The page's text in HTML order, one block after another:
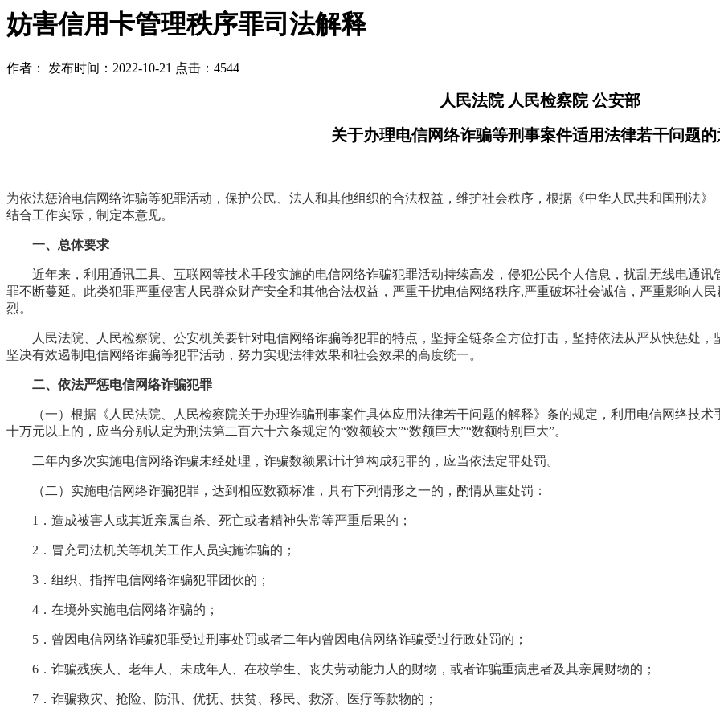
妨害信用卡管理秩序罪司法解释
作者： 发布时间：2022-10-21 点击：4544
人民法院 人民检察院 公安部
关于办理电信网络诈骗等刑事案件适用法律若干问题
为依法惩治电信网络诈骗等犯罪活动，保护公民、法人和其他组织的合法权益，维护社会秩序，根据《中华人民共和国刑法
结合工作实际，制定本意见。
一、总体要求
近年来，利用通讯工具、互联网等技术手段实施的电信网络诈骗犯罪活动持续高发，侵犯公民个人信息，扰乱无线电通讯
罪不断蔓延。此类犯罪严重侵害人民群众财产安全和其他合法权益，严重干扰电信网络秩序,严重破坏社会诚信，严重影响人
烈。
人民法院、人民检察院、公安机关要针对电信网络诈骗等犯罪的特点，坚持全链条全方位打击，坚持依法从严从快惩处，
坚决有效遏制电信网络诈骗等犯罪活动，努力实现法律效果和社会效果的高度统一。
二、依法严惩电信网络诈骗犯罪
（一）根据《人民法院、人民检察院关于办理诈骗刑事案件具体应用法律若干问题的解释》条的规定，利用电信网络技术
十万元以上的，应当分别认定为刑法第二百六十六条规定的“数额较大”“数额巨大”“数额特别巨大”。
二年内多次实施电信网络诈骗未经处理，诈骗数额累计计算构成犯罪的，应当依法定罪处罚。
（二）实施电信网络诈骗犯罪，达到相应数额标准，具有下列情形之一的，酌情从重处罚：
1．造成被害人或其近亲属自杀、死亡或者精神失常等严重后果的；
2．冒充司法机关等机关工作人员实施诈骗的；
3．组织、指挥电信网络诈骗犯罪团伙的；
4．在境外实施电信网络诈骗的；
5．曾因电信网络诈骗犯罪受过刑事处罚或者二年内曾因电信网络诈骗受过行政处罚的；
6．诈骗残疾人、老年人、未成年人、在校学生、丧失劳动能力人的财物，或者诈骗重病患者及其亲属财物的；
7．诈骗救灾、抢险、防汛、优抚、扶贫、移民、救济、医疗等款物的；